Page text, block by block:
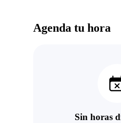
Agenda tu hora
Sin horas